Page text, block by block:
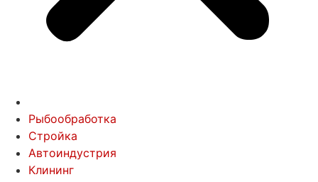
Рыбообработка
Стройка
Автоиндустрия
Клининг